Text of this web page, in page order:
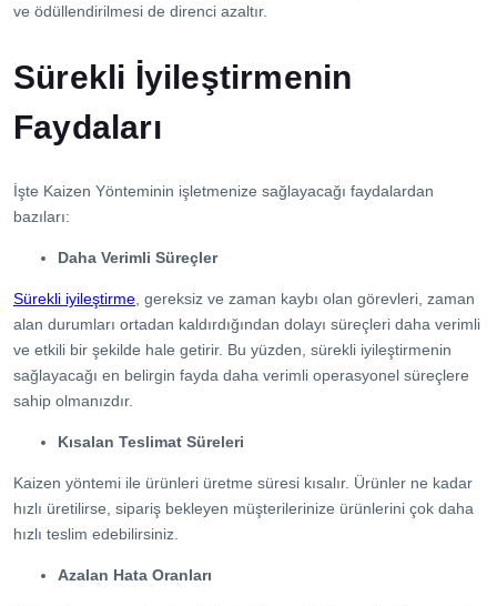
ve ödüllendirilmesi de direnci azaltır.
Sürekli İyileştirmenin
Faydaları
İşte Kaizen Yönteminin işletmenize sağlayacağı faydalardan
bazıları:
Daha Verimli Süreçler
Sürekli iyileştirme, gereksiz ve zaman kaybı olan görevleri, zaman
alan durumları ortadan kaldırdığından dolayı süreçleri daha verimli
ve etkili bir şekilde hale getirir. Bu yüzden, sürekli iyileştirmenin
sağlayacağı en belirgin fayda daha verimli operasyonel süreçlere
sahip olmanızdır.
Kısalan Teslimat Süreleri
Kaizen yöntemi ile ürünleri üretme süresi kısalır. Ürünler ne kadar
hızlı üretilirse, sipariş bekleyen müşterilerinize ürünlerini çok daha
hızlı teslim edebilirsiniz.
Azalan Hata Oranları